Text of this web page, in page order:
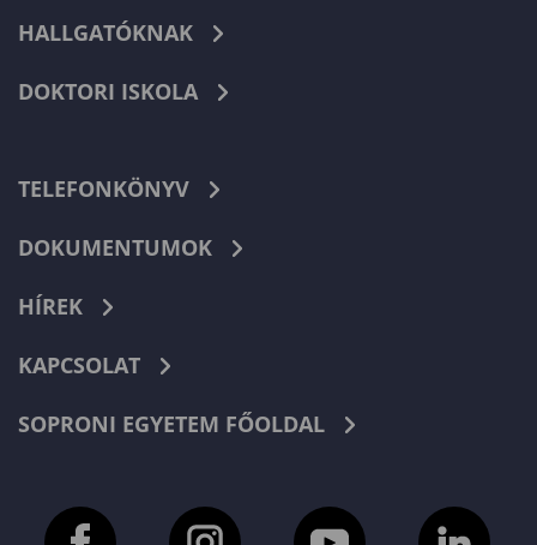
HALLGATÓKNAK
DOKTORI ISKOLA
TELEFONKÖNYV
DOKUMENTUMOK
HÍREK
KAPCSOLAT
SOPRONI EGYETEM FŐOLDAL